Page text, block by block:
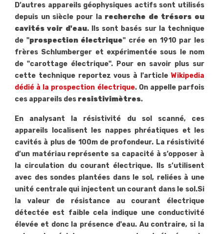
D’autres appareils géophysiques actifs sont utilisés
depuis un siècle pour la recherche de trésors ou
cavités voir d'eau. Ils sont basés sur la technique
de "prospection électrique" crée en 1910 par les
frères Schlumberger et expérimentée sous le nom
de "carottage électrique". Pour en savoir plus sur
cette technique reportez vous à l'article Wikipedia
dédié à la prospection électrique. On appelle parfois
ces appareils des resistivimètres.
En analysant la résistivité du sol scanné, ces
appareils localisent les nappes phréatiques et les
cavités à plus de 100m de profondeur. La résistivité
d’un matériau représente sa capacité à s’opposer à
la circulation du courant électrique. Ils s’utilisent
avec des sondes plantées dans le sol, reliées à une
unité centrale qui injectent un courant dans le sol.Si
la valeur de résistance au courant électrique
détectée est faible cela indique une conductivité
élevée et donc la présence d'eau. Au contraire, si la